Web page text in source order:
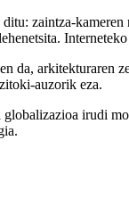
zaintza-
da, arkitekturaren
auzorik eza.
irudi